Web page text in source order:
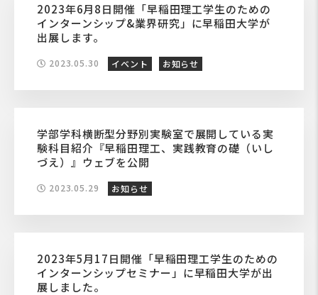
2023年6月8日開催「早稲田理工学生のための
インターンシップ&業界研究」に早稲田大学が
出展します。
2023.05.30 イベント お知らせ
学部学科横断型分野別実験室で展開している実
験科目紹介『早稲田理工、実践教育の礎（いし
づえ）』ウェブを公開
2023.05.29 お知らせ
2023年5月17日開催「早稲田理工学生のための
インターンシップセミナー」に早稲田大学が出
展しました。